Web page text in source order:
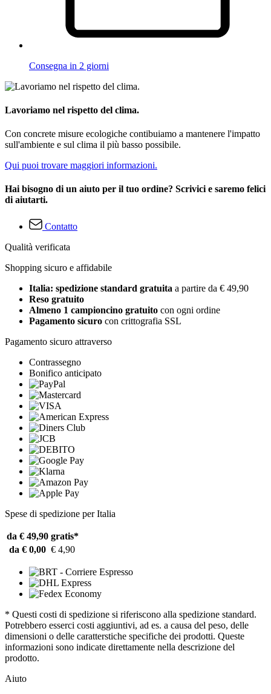
Consegna in 2 giorni
Lavoriamo nel rispetto del clima.
Con concrete misure ecologiche contibuiamo a mantenere l'impatto
sull'ambiente e sul clima il più basso possibile.
Qui puoi trovare maggiori informazioni.
Hai bisogno di un aiuto per il tuo ordine? Scrivici e saremo felici
di aiutarti.
Contatto
Qualità verificata
Shopping sicuro e affidabile
Italia: spedizione standard gratuita a partire da € 49,90
Reso gratuito
Almeno 1 campioncino gratuito con ogni ordine
Pagamento sicuro con crittografia SSL
Pagamento sicuro attraverso
Contrassegno
Bonifico anticipato
Spese di spedizione per Italia
da € 49,90 gratis*
da € 0,00 € 4,90
* Questi costi di spedizione si riferiscono alla spedizione standard.
Potrebbero esserci costi aggiuntivi, ad es. a causa del peso, delle
dimensioni o delle caratterstiche specifiche dei prodotti. Queste
informazioni sono indicate direttamente nella descrizione del
prodotto.
Aiuto